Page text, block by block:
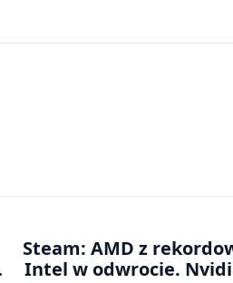
Steam: AMD z
Intel w odwrocie.